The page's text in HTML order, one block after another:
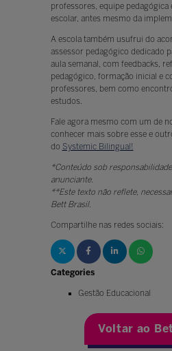
professores, equipe pedagógica
escolar, antes mesmo da
A escola também usufrui do
assessor pedagógico dedicado
aula semanal, com feedbacks,
pedagógico, formação inicial e
professores, bem como
estudos.
Fale agora mesmo com um de
conhecer mais sobre esse e
do Systemic Bilingual!
*Conteúdo sob
anunciante.
**Este texto não reflete,
Bett Brasil.
Compartilhe nas redes sociais:
Categories
Gestão Educacional
Voltar ao